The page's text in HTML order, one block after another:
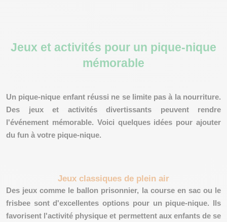
Jeux et activités pour un pique-nique
mémorable
Un pique-nique enfant réussi ne se limite pas à la nourriture.
Des jeux et activitésdivertissants peuvent rendre
l'événement mémorable. Voici quelques idées pour ajouter
du fun à votre pique-nique.
Jeux classiques de plein air
Des jeux comme le ballon prisonnier, la course en sac ou le
frisbee sont d'excellentes options pour un pique-nique. Ils
favorisent l'activité physique et permettent aux enfants de se